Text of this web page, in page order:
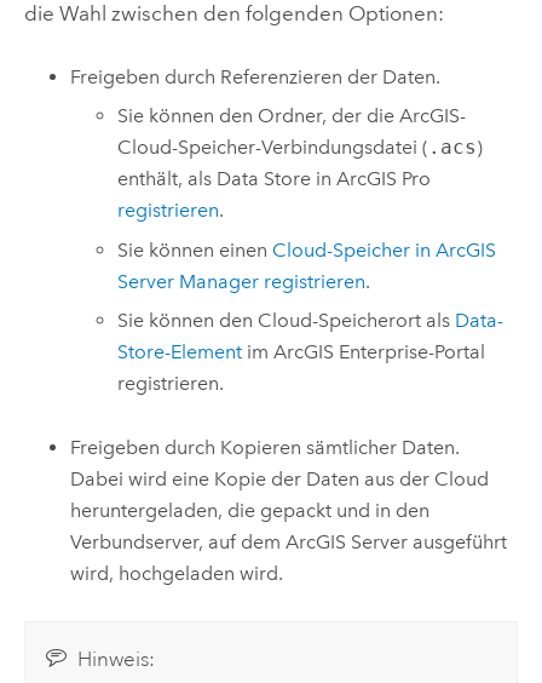
die Wahl zwischen den folgenden Optionen:
Freigeben durch Referenzieren der Daten.
Sie können den Ordner, der die ArcGIS-
Cloud-Speicher-Verbindungsdatei ( .acs)
enthält, als Data Store inArcGIS Pro
registrieren.
Sie können einen Cloud-Speicher inArcGIS
Server Manager registrieren.
Sie können den Cloud-Speicherort als Data-
Store-Element imArcGIS Enterprise-Portal
registrieren.
Freigeben durch Kopieren sämtlicher Daten.
Dabei wird eine Kopie der Daten aus der Cloud
heruntergeladen, die gepackt und in den
Verbundserver, auf demArcGIS Server ausgeführt
wird, hochgeladen wird.
Hinweis: